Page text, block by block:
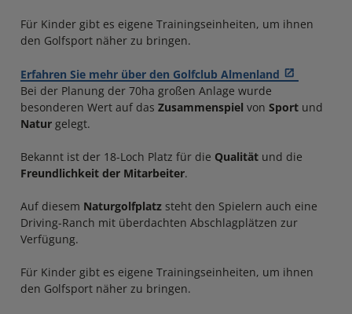
Für Kinder gibt es eigene Trainingseinheiten, um ihnen
den Golfsport näher zu bringen.
Erfahren Sie mehr über den Golfclub Almenland
Bei der Planung der 70ha großen Anlage wurde
besonderen Wert auf das Zusammenspiel von Sportund
Naturgelegt.
Bekannt ist der 18-Loch Platz für die Qualitätund die
Freundlichkeit der Mitarbeiter.
Auf diesem Naturgolfplatzsteht den Spielern auch eine
Driving-Ranch mit überdachten Abschlagplätzen zur
Verfügung.
Für Kinder gibt es eigene Trainingseinheiten, um ihnen
den Golfsport näher zu bringen.